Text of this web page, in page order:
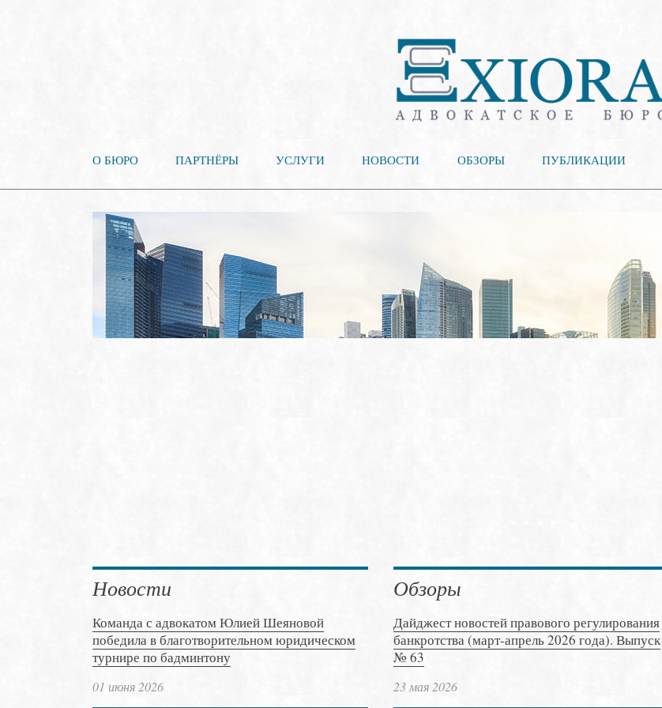
О БЮРО ПАРТНЁРЫ УСЛУГИ НОВОСТИ ОБЗОРЫ ПУБЛИКАЦИИ
Новости
Команда с адвокатом Юлией Шеяновой
победила в благотворительном юридическом
турнире по бадминтону
01 июня 2026
Обзоры
Дайджест новостей правового регулирования
банкротства (март-апрель 2026 года). Выпуск
№ 63
23 мая 2026